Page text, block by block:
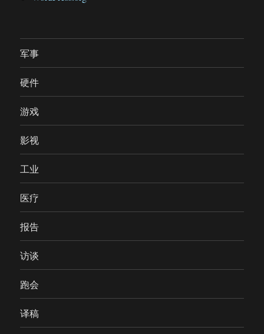
军事
硬件
游戏
影视
工业
医疗
报告
访谈
跑会
译稿